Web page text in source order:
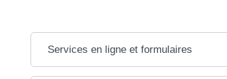
Services en ligne et formulaires